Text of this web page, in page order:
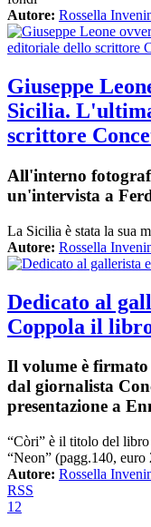
Autore: Rossella
Giuseppe
Sicilia.
scrittore
All'interno
un'intervista a
La Sicilia è stata la sua
Autore: Rossella
Dedicato al
Coppola il
Il volume è
dal giornalista
presentazione a
“Còri” è il titolo del libro
“Neon” (pagg.140, euro
Autore: Rossella
RSS
1 2